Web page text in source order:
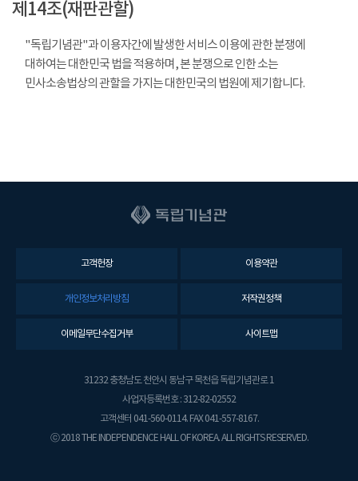
제14조(재판관할)
"독립기념관"과 이용자간에 발생한 서비스 이용에 관한 분쟁에
대하여는 대한민국 법을 적용하며, 본 분쟁으로 인한 소는
민사소송법상의 관할을 가지는 대한민국의 법원에 제기합니다.
고객헌장 이용약관
개인정보처리방침 저작권정책
이메일무단수집거부 사이트맵
31232 충청남도 천안시 동남구 목천읍 독립기념관로 1
사업자등록번호 : 312-82-02552
고객센터 041-560-0114. FAX 041-557-8167.
ⓒ 2018 THE INDEPENDENCE HALL OF KOREA. ALL RIGHTS RESERVED.